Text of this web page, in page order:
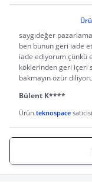
saygıdeğer
ben bunun geri iade
iade ediyorum çünkü
köklerinden geri içeri
bakmayın özür
Bülent K****
Ürün teknospace